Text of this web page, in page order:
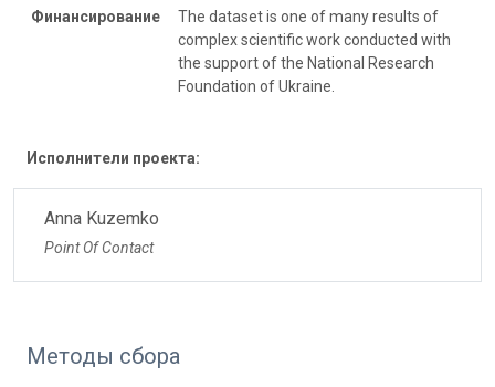
Финансирование
The dataset is one of many results of
complex scientific work conducted with
the support of the National Research
Foundation of Ukraine.
Исполнители проекта:
Anna Kuzemko
Point Of Contact
Методы сбора